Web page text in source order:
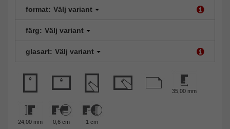
format: Välj variant
färg: Välj variant
glasart: Välj variant
35,00 mm
24,00 mm 0,6 cm 1 cm